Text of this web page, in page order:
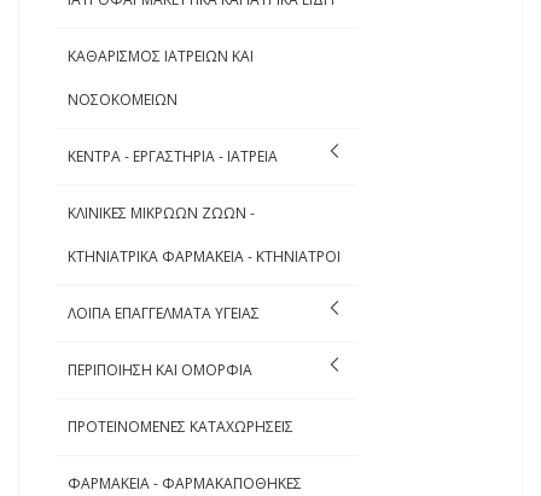
ΚΑΘΑΡΙΣΜΟΣ ΙΑΤΡΕΙΩΝ ΚΑΙ
ΝΟΣΟΚΟΜΕΙΩΝ
ΚΕΝΤΡΑ - ΕΡΓΑΣΤΗΡΙΑ - ΙΑΤΡΕΙΑ
ΚΛΙΝΙΚΕΣ ΜΙΚΡΩΩΝ ΖΩΩΝ -
ΚΤΗΝΙΑΤΡΙΚΑ ΦΑΡΜΑΚΕΙΑ - ΚΤΗΝΙΑΤΡΟΙ
ΛΟΙΠΑ ΕΠΑΓΓΕΛΜΑΤΑ ΥΓΕΙΑΣ
ΠΕΡΙΠΟΙΗΣΗ ΚΑΙ ΟΜΟΡΦΙΑ
ΠΡΟΤΕΙΝΟΜΕΝΕΣ ΚΑΤΑΧΩΡΗΣΕΙΣ
ΦΑΡΜΑΚΕΙΑ - ΦΑΡΜΑΚΑΠΟΘΗΚΕΣ